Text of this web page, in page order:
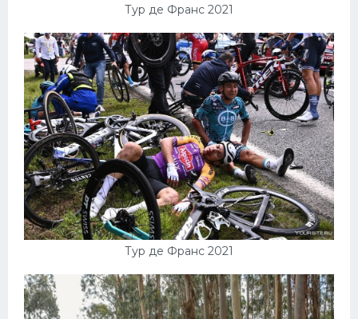
Тур де Франс 2021
Тур де Франс 2021